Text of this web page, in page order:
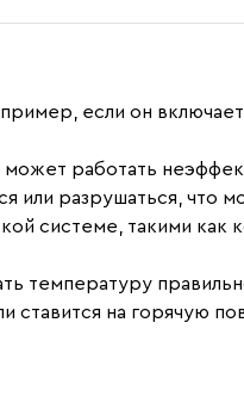
если он
работать
или разрушаться, что
системе, такими как
температуру
ставится на горячую